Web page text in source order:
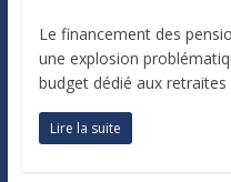
Le financement des
une explosion
budget dédié aux retraites
Lire la suite